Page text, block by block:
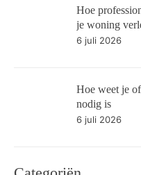
Hoe
je woning
6 juli 2026
Hoe weet je
nodig is
6 juli 2026